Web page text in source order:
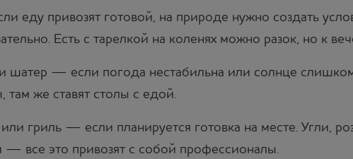
еду привозят готовой, на природе нужно создать
Есть с тарелкой на коленях можно разок, но к
шатер — если погода нестабильна или солнце
там же ставят столы с едой.
гриль — если планируется готовка на месте. Угли,
— все это привозят с собой профессионалы.